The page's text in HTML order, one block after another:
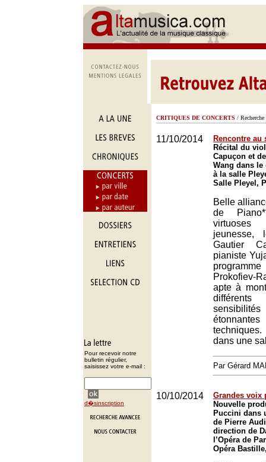
Pour recevoir notre
bulletin régulier,
saisissez votre e-mail :
d�sinscription
CRITIQUES DE CONCERTS / Recherche
11/10/2014
Rencontre au
Récital du
Capuçon et
Wang dans le
à la salle
Salle Pleyel,
Belle
de
jeunesse,
Gautier
pianiste
Prokofiev-
apte à
dans une
Par Gérard
10/10/2014
Grandes voix
Nouvelle
Puccini dans
de Pierre
direction de
l’Opéra de
Opéra